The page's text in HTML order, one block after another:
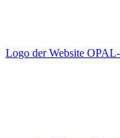
Logo der Website